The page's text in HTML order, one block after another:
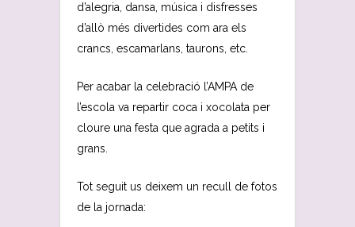
d’alegria, dansa, música i disfresses
d’allò més divertides com ara els
crancs, escamarlans, taurons, etc.
Per acabar la celebració l’AMPA de
l’escola va repartir coca i xocolata per
cloure una festa que agrada a petits i
grans.
Tot seguit us deixem un recull de fotos
de la jornada: